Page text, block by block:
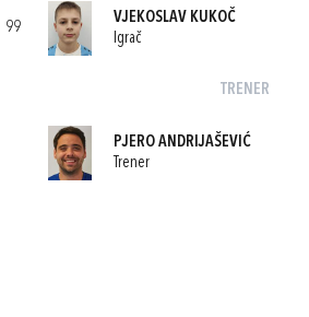
99
VJEKOSLAV KUKOČ
Igrač
TRENER
PJERO ANDRIJAŠEVIĆ
Trener